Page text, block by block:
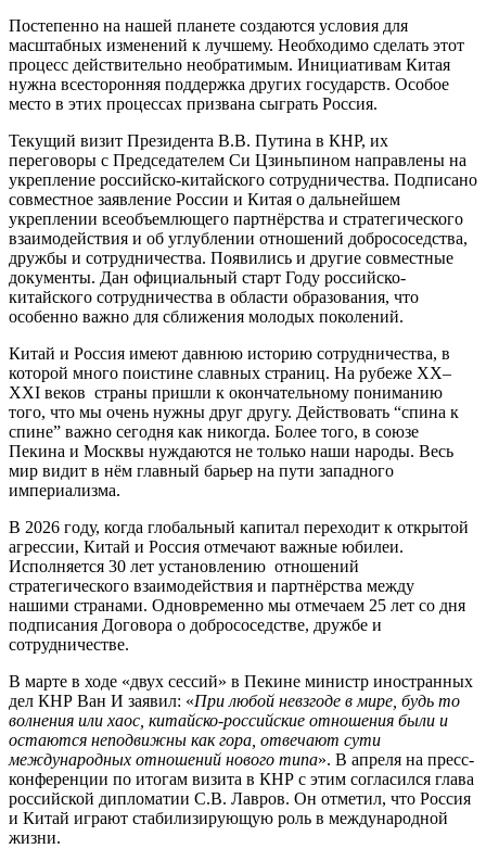
Постепенно на нашей планете создаются условия для
масштабных изменений к лучшему. Необходимо сделать этот
процесс действительно необратимым. Инициативам Китая
нужна всесторонняя поддержка других государств. Особое
место в этих процессах призвана сыграть Россия.
Текущий визит Президента В.В. Путина в КНР, их
переговоры с Председателем Си Цзиньпином направлены на
укрепление российско-китайского сотрудничества. Подписано
совместное заявление России и Китая о дальнейшем
укреплении всеобъемлющего партнёрства и стратегического
взаимодействия и об углублении отношений добрососедства,
дружбы и сотрудничества. Появились и другие совместные
документы. Дан официальный старт Году российско-
китайского сотрудничества в области образования, что
особенно важно для сближения молодых поколений.
Китай и Россия имеют давнюю историю сотрудничества, в
которой много поистине славных страниц. На рубеже XX–
XXI веков страны пришли к окончательному пониманию
того, что мы очень нужны друг другу. Действовать “спина к
спине” важно сегодня как никогда. Более того, в союзе
Пекина и Москвы нуждаются не только наши народы. Весь
мир видит в нём главный барьер на пути западного
империализма.
В 2026 году, когда глобальный капитал переходит к открытой
агрессии, Китай и Россия отмечают важные юбилеи.
Исполняется 30 лет установлению отношений
стратегического взаимодействия и партнёрства между
нашими странами. Одновременно мы отмечаем 25 лет со дня
подписания Договора о добрососедстве, дружбе и
сотрудничестве.
В марте в ходе «двух сессий» в Пекине министр иностранных
дел КНР Ван И заявил: «При любой невзгоде в мире, будь то
волнения или хаос, китайско-российские отношения были и
остаются неподвижны как гора, отвечают сути
международных отношений нового типа». В апреля на пресс-
конференции по итогам визита в КНР с этим согласился глава
российской дипломатии С.В. Лавров. Он отметил, что Россия
и Китай играют стабилизирующую роль в международной
жизни.